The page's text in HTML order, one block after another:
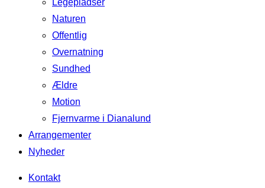
Legepladser
Naturen
Offentlig
Overnatning
Sundhed
Ældre
Motion
Fjernvarme i Dianalund
Arrangementer
Nyheder
Kontakt